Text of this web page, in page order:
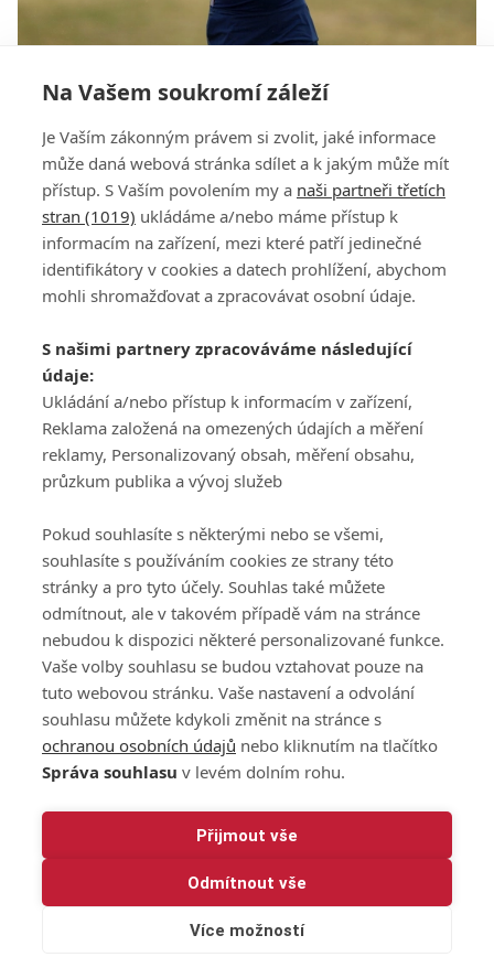
Na Vašem soukromí záleží
Je Vaším zákonným právem si zvolit, jaké informace
může daná webová stránka sdílet a k jakým může mít
přístup. S Vaším povolením my a naši partneři třetích
stran (1019) ukládáme a/nebo máme přístup k
informacím na zařízení, mezi které patří jedinečné
identifikátory v cookies a datech prohlížení, abychom
mohli shromažďovat a zpracovávat osobní údaje.
S našimi partnery zpracováváme následující
údaje:
Ukládání a/nebo přístup k informacím v zařízení,
Reklama založená na omezených údajích a měření
reklamy, Personalizovaný obsah, měření obsahu,
průzkum publika a vývoj služeb
Pokud souhlasíte s některými nebo se všemi,
souhlasíte s používáním cookies ze strany této
stránky a pro tyto účely. Souhlas také můžete
odmítnout, ale v takovém případě vám na stránce
nebudou k dispozici některé personalizované funkce.
Vaše volby souhlasu se budou vztahovat pouze na
tuto webovou stránku. Vaše nastavení a odvolání
souhlasu můžete kdykoli změnit na stránce s
ochranou osobních údajů nebo kliknutím na tlačítko
Správa souhlasu v levém dolním rohu.
Přijmout vše
Odmítnout vše
Více možností
začátku v TOP 20 na dvoumilionovém turnaji v
Londýně
Všeobecné obchodní
podmínky služby
GolfExtra.cz Premium
Podmínky zpracování
osobních údajů při
GolfExtra
Ceník GolfExtra.cz
Premium
Doporučené odkazy
ATV CZ, s.r.o.
140 00 Praha 4
Editor
Honza Fait
+420 723 898 969
fait@golfextra.cz
Obchod
Edita Hanušová
+420 724 150 784
hanusova@relmost.cz
Pavel Poulíček